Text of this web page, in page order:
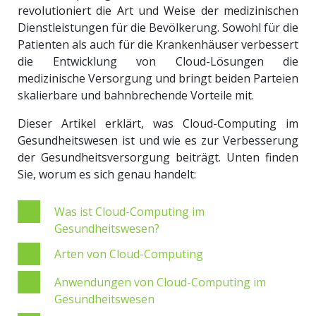
revolutioniert die Art und Weise der medizinischen
Dienstleistungen für die Bevölkerung. Sowohl für die
Patienten als auch für die Krankenhäuser verbessert
die Entwicklung von Cloud-Lösungen die
medizinische Versorgung und bringt beiden Parteien
skalierbare und bahnbrechende Vorteile mit.
Dieser Artikel erklärt, was Cloud-Computing im
Gesundheitswesen ist und wie es zur Verbesserung
der Gesundheitsversorgung beiträgt. Unten finden
Sie, worum es sich genau handelt:
Was ist Cloud-Computing im
Gesundheitswesen?
Arten von Cloud-Computing
Anwendungen von Cloud-Computing im
Gesundheitswesen